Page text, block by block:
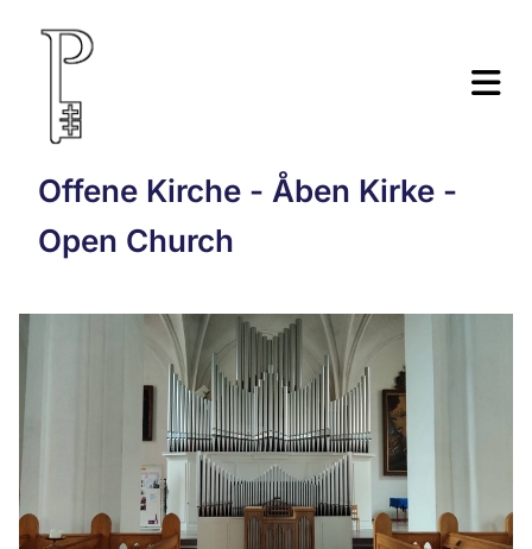
Offene Kirche - Åben Kirke -
Open Church